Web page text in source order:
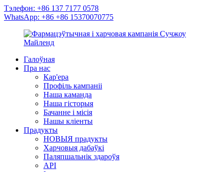
Тэлефон: +86 137 7177 0578
WhatsApp: +86 +86 15370070775
Галоўная
Пра нас
Кар'ера
Профіль кампаніі
Наша каманда
Наша гісторыя
Бачанне і місія
Нашы кліенты
Прадукты
НОВЫЯ прадукты
Харчовыя дабаўкі
Паляпшальнік здароўя
API